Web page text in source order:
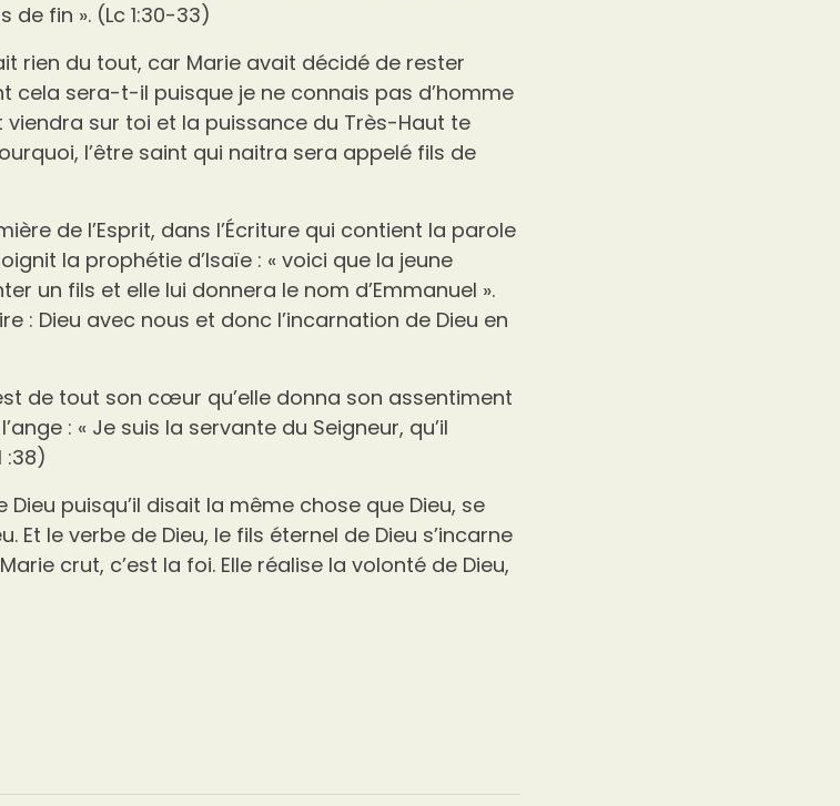
de fin ». (Lc 1:30-33)
rien du tout, car Marie avait décidé de rester
cela sera-t-il puisque je ne connais pas d’homme
viendra sur toi et la puissance du Très-Haut te
l’être saint qui naitra sera appelé fils de
de l’Esprit, dans l’Écriture qui contient la parole
la prophétie d’Isaïe : « voici que la jeune
un fils et elle lui donnera le nom d’Emmanuel ».
: Dieu avec nous et donc l’incarnation de Dieu en
de tout son cœur qu’elle donna son assentiment
: « Je suis la servante du Seigneur, qu’il
:38)
puisqu’il disait la même chose que Dieu, se
Et le verbe de Dieu, le fils éternel de Dieu s’incarne
crut, c’est la foi. Elle réalise la volonté de Dieu,